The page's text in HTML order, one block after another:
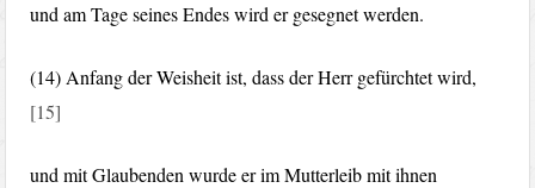
und am Tage seines Endes wird er gesegnet werden.
(14) Anfang der Weisheit ist, dass der Herr gefürchtet wird,
[15]
und mit Glaubenden wurde er im Mutterleib mit ihnen